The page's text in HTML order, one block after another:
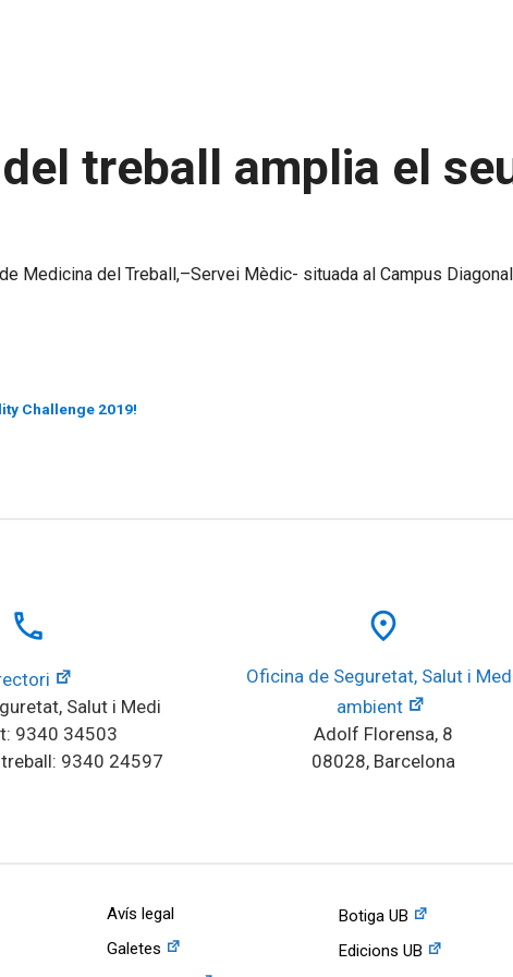
treball amplia el
Medicina del Treball,–Servei Mèdic- situada al Campus
Challenge 2019!
local_phone
Salut i Medi
9340 34503
9340 24597
place
Oficina de Seguretat, Salut i
ambient
Adolf Florensa, 8
08028, Barcelona
Avís legal
Galetes
Botiga UB
Edicions UB